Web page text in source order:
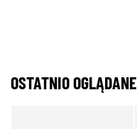
OSTATNIO OGLĄDANE